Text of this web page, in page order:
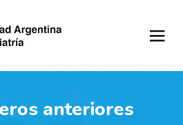
anteriores